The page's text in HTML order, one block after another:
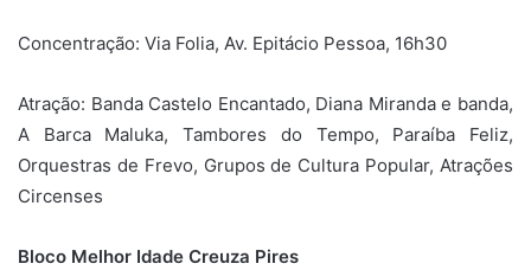
Concentração: Via Folia, Av. Epitácio Pessoa, 16h30
Atração: Banda Castelo Encantado, Diana Miranda e banda,
A Barca Maluka, Tambores do Tempo, Paraíba Feliz,
Orquestras de Frevo, Grupos de Cultura Popular, Atrações
Circenses
Bloco Melhor Idade Creuza Pires